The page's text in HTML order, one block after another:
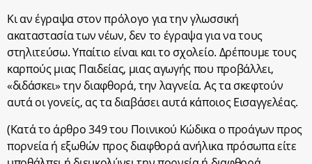
Κι αν έγραψα στον πρόλογο για την γλωσσική
ακαταστασία των νέων, δεν το έγραψα για να τους
στηλιτεύσω. Υπαίτιο είναι και το σχολείο. Δρέπουμε τους
καρπούς μιας Παιδείας, μιας αγωγής που προβάλλει,
«διδάσκει» την διαφθορά, την λαγνεία. Ας τα σκεφτούν
αυτά οι γονείς, ας τα διαβάσει αυτά κάποιος Εισαγγελέας.
(Κατά το άρθρο 349 του Ποινικού Κώδικα ο προάγων προς
πορνεία ή εξωθών προς διαφθορά ανήλικα πρόσωπα είτε